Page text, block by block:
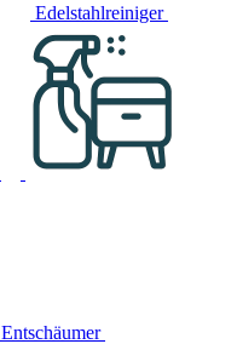
Edelstahlreiniger
Entschäumer